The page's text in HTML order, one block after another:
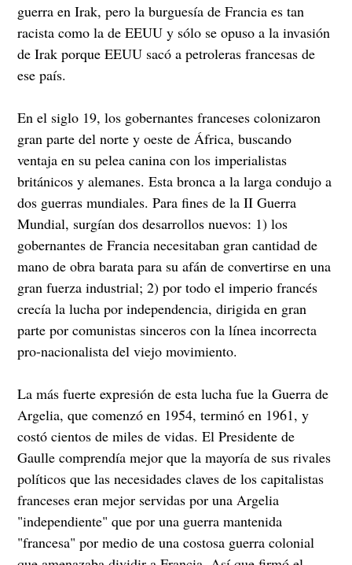
guerra en Irak, pero la burguesía de Francia es tan
racista como la de EEUU y sólo se opuso a la invasión
de Irak porque EEUU sacó a petroleras francesas de
ese país.
En el siglo 19, los gobernantes franceses colonizaron
gran parte del norte y oeste de África, buscando
ventaja en su pelea canina con los imperialistas
británicos y alemanes. Esta bronca a la larga condujo a
dos guerras mundiales. Para fines de la II Guerra
Mundial, surgían dos desarrollos nuevos: 1) los
gobernantes de Francia necesitaban gran cantidad de
mano de obra barata para su afán de convertirse en una
gran fuerza industrial; 2) por todo el imperio francés
crecía la lucha por independencia, dirigida en gran
parte por comunistas sinceros con la línea incorrecta
pro-nacionalista del viejo movimiento.
La más fuerte expresión de esta lucha fue la Guerra de
Argelia, que comenzó en 1954, terminó en 1961, y
costó cientos de miles de vidas. El Presidente de
Gaulle comprendía mejor que la mayoría de sus rivales
políticos que las necesidades claves de los capitalistas
franceses eran mejor servidas por una Argelia
"independiente" que por una guerra mantenida
"francesa" por medio de una costosa guerra colonial